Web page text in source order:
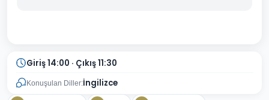
Giriş 14:00 · Çıkış 11:30
Konuşulan Diller:İngilizce